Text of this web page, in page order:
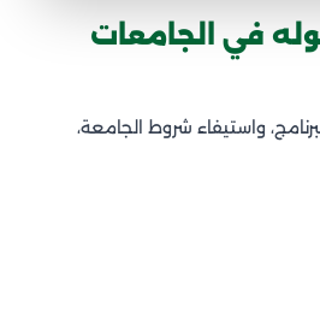
في الجامعات
واستيفاء شروط الجامعة،